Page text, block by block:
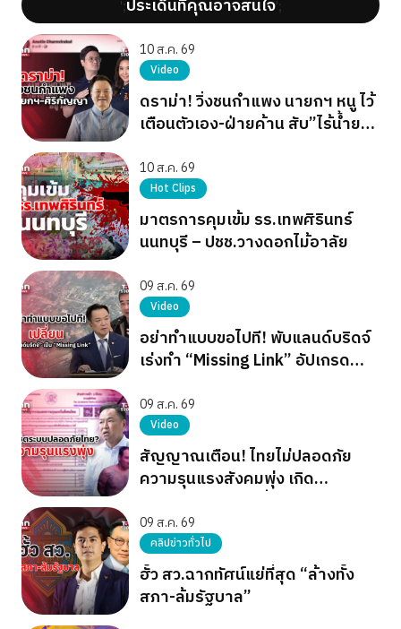
';ประเด็นที่คุณอาจสนใจ';
10 ส.ค. 69
Video
ดราม่า! วิ่งชนกำแพง นายกฯ หนู ไว้
เตือนตัวเอง-ฝ่ายค้าน สับ”ไร้น้ำยา
10 ส.ค. 69
Hot Clips
มาตรการคุมเข้ม รร.เทพศิรินทร์
นนทบุรี – ปชช.วางดอกไม้อาลัย
09 ส.ค. 69
Video
อย่าทำแบบขอไปที! พับแลนด์บริดจ์
เร่งทำ “Missing Link” อัปเกรด
09 ส.ค. 69
Video
สัญญาณเตือน! ไทยไม่ปลอดภัย
ความรุนแรงสังคมพุ่ง เกิด
09 ส.ค. 69
คลิปข่าวทั่วไป
ฮั้ว สว.ฉากทัศน์แย่ที่สุด “ล้างทั้ง
สภา-ล้มรัฐบาล”